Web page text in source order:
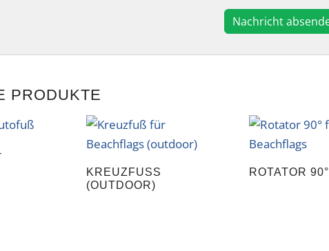
PRODUKTE
KREUZFUSS (
OUTDOOR)
ROTATOR 90°